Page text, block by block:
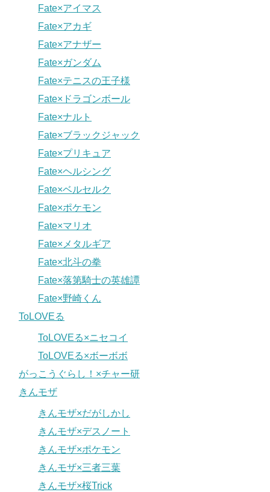
Fate×アイマス
Fate×アカギ
Fate×アナザー
Fate×ガンダム
Fate×テニスの王子様
Fate×ドラゴンボール
Fate×ナルト
Fate×ブラックジャック
Fate×プリキュア
Fate×ヘルシング
Fate×ベルセルク
Fate×ポケモン
Fate×マリオ
Fate×メタルギア
Fate×北斗の拳
Fate×落第騎士の英雄譚
Fate×野崎くん
ToLOVEる
ToLOVEる×ニセコイ
ToLOVEる×ボーボボ
がっこうぐらし！×チャー研
きんモザ
きんモザ×だがしかし
きんモザ×デスノート
きんモザ×ポケモン
きんモザ×三者三葉
きんモザ×桜Trick